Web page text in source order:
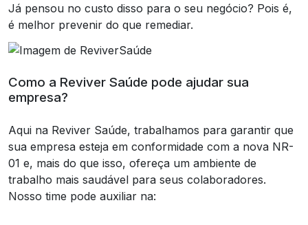
Já pensou no custo disso para o seu negócio? Pois é,
é melhor prevenir do que remediar.
Como a Reviver Saúde pode ajudar sua
empresa?
Aqui na Reviver Saúde, trabalhamos para garantir que
sua empresa esteja em conformidade com a nova NR-
01 e, mais do que isso, ofereça um ambiente de
trabalho mais saudável para seus colaboradores.
Nosso time pode auxiliar na: